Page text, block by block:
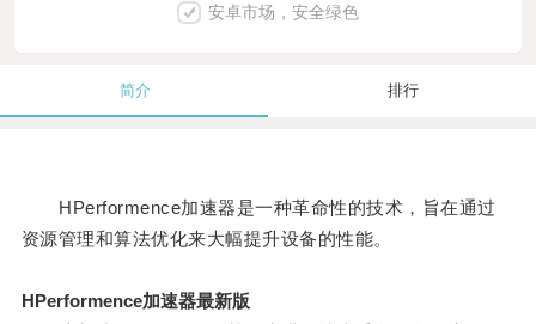
安卓市场，安全绿色
简介 排行
HPerformence加速器是一种革命性的技术，旨在通过
资源管理和算法优化来大幅提升设备的性能。
HPerformence加速器最新版